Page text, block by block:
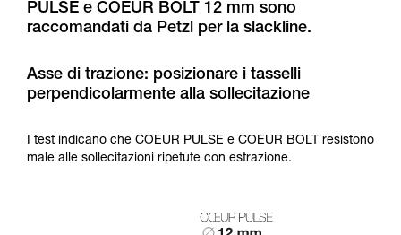
capacità di rifare la manovra, da soli, in piena
sicurezza, prima di riprodurla autonomamente.
vengono qui descritte.
PULSE e COEUR BOLT 12 mm sono
raccomandati da Petzl per la slackline.
Asse di trazione: posizionare i tasselli
perpendicolarmente alla sollecitazione
I test indicano che COEUR PULSE e COEUR BOLT resistono
male alle sollecitazioni ripetute con estrazione.